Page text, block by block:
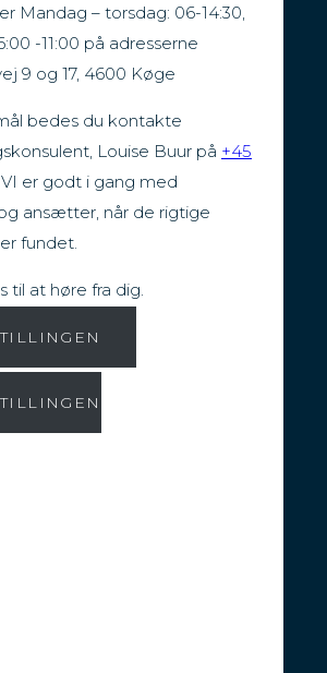
Mandag – torsdag: 06-14:30,
-11:00 på adresserne
9 og 17, 4600 Køge
bedes du kontakte
Louise Buur på +45
VI er godt i gang med
ansætter, når de rigtige
fundet.
til at høre fra dig.